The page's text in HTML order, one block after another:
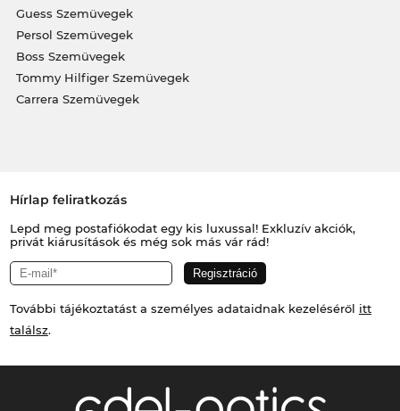
Guess Szemüvegek
Persol Szemüvegek
Boss Szemüvegek
Tommy Hilfiger Szemüvegek
Carrera Szemüvegek
Hírlap feliratkozás
Lepd meg postafiókodat egy kis luxussal! Exkluzív akciók,
privát kiárusítások és még sok más vár rád!
További tájékoztatást a személyes adataidnak kezeléséről itt
találsz.